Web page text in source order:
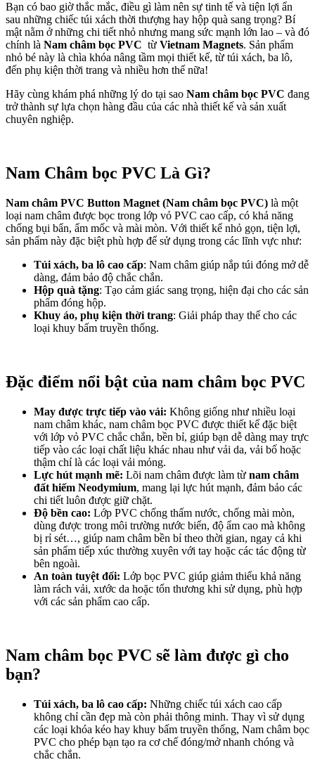
Bạn có bao giờ thắc mắc, điều gì làm nên sự tinh tế và tiện lợi ẩn
sau những chiếc túi xách thời thượng hay hộp quà sang trọng? Bí
mật nằm ở những chi tiết nhỏ nhưng mang sức mạnh lớn lao – và đó
chính là Nam châm bọc PVC từ Vietnam Magnets. Sản phẩm
nhỏ bé này là chìa khóa nâng tầm mọi thiết kế, từ túi xách, ba lô,
đến phụ kiện thời trang và nhiều hơn thế nữa!
Hãy cùng khám phá những lý do tại sao Nam châm bọc PVC đang
trở thành sự lựa chọn hàng đầu của các nhà thiết kế và sản xuất
chuyên nghiệp.
Nam Châm bọc PVC Là Gì?
Nam châm PVC Button Magnet (Nam châm bọc PVC) là một
loại nam châm được bọc trong lớp vỏ PVC cao cấp, có khả năng
chống bụi bẩn, ẩm mốc và mài mòn. Với thiết kế nhỏ gọn, tiện lợi,
sản phẩm này đặc biệt phù hợp để sử dụng trong các lĩnh vực như:
Túi xách, ba lô cao cấp: Nam châm giúp nắp túi đóng mở dễ
dàng, đảm bảo độ chắc chắn.
Hộp quà tặng: Tạo cảm giác sang trọng, hiện đại cho các sản
phẩm đóng hộp.
Khuy áo, phụ kiện thời trang: Giải pháp thay thế cho các
loại khuy bấm truyền thống.
Đặc điểm nổi bật của nam châm bọc PVC
May được trực tiếp vào vải: Không giống như nhiều loại
nam châm khác, nam châm bọc PVC được thiết kế đặc biệt
với lớp vỏ PVC chắc chắn, bền bỉ, giúp bạn dễ dàng may trực
tiếp vào các loại chất liệu khác nhau như vải da, vải bố hoặc
thậm chí là các loại vải mỏng.
Lực hút mạnh mẽ: Lõi nam châm được làm từ nam châm
đất hiếm Neodymium, mang lại lực hút mạnh, đảm bảo các
chi tiết luôn được giữ chặt.
Độ bền cao: Lớp PVC chống thấm nước, chống mài mòn,
dùng được trong môi trường nước biển, độ ẩm cao mà không
bị rỉ sét…, giúp nam châm bền bỉ theo thời gian, ngay cả khi
sản phẩm tiếp xúc thường xuyên với tay hoặc các tác động từ
bên ngoài.
An toàn tuyệt đối: Lớp bọc PVC giúp giảm thiểu khả năng
làm rách vải, xước da hoặc tổn thương khi sử dụng, phù hợp
với các sản phẩm cao cấp.
Nam châm bọc PVC sẽ làm được gì cho
bạn?
Túi xách, ba lô cao cấp: Những chiếc túi xách cao cấp
không chỉ cần đẹp mà còn phải thông minh. Thay vì sử dụng
các loại khóa kéo hay khuy bấm truyền thống, Nam châm bọc
PVC cho phép bạn tạo ra cơ chế đóng/mở nhanh chóng và
chắc chắn.